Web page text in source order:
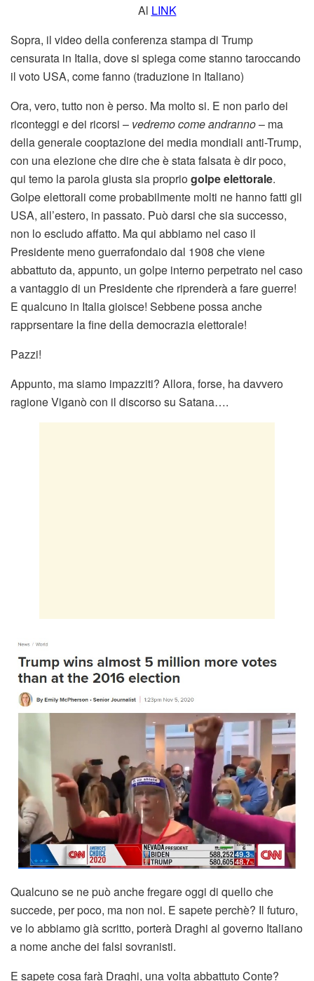
Al LINK
Sopra, il video della conferenza stampa di Trump
censurata in Italia, dove si spiega come stanno taroccando
il voto USA, come fanno (traduzione in Italiano)
Ora, vero, tutto non è perso. Ma molto si. E non parlo dei
riconteggi e dei ricorsi – vedremo come andranno– ma
della generale cooptazione dei media mondiali anti-Trump,
con una elezione che dire che è stata falsata è dir poco,
qui temo la parola giusta sia propriogolpe elettorale.
Golpe elettorali come probabilmente molti ne hanno fatti gli
USA, all’estero, in passato. Può darsi che sia successo,
non lo escludo affatto. Ma qui abbiamo nel caso il
Presidente meno guerrafondaio dal 1908 che viene
abbattuto da, appunto, un golpe interno perpetrato nel caso
a vantaggio di un Presidente che riprenderà a fare guerre!
E qualcuno in Italia gioisce! Sebbene possa anche
rapprsentare la fine della democrazia elettorale!
Pazzi!
Appunto, ma siamo impazziti? Allora, forse, ha davvero
ragione Viganò con il discorso su Satana….
Qualcuno se ne può anche fregare oggi di quello che
succede, per poco, ma non noi. E sapete perchè? Il futuro,
ve lo abbiamo già scritto, porterà Draghi al governo Italiano
a nome anche dei falsi sovranisti.
E sapete cosa farà Draghi, una volta abbattuto Conte?